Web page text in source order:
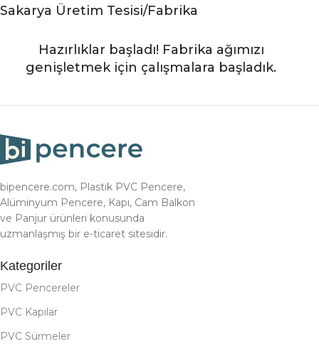
Sakarya Üretim Tesisi/Fabrika
Hazırlıklar başladı! Fabrika ağımızı
genişletmek için çalışmalara başladık.
bipencere.com, Plastik PVC Pencere,
Alüminyum Pencere, Kapı, Cam Balkon
ve Panjur ürünleri konusunda
uzmanlaşmış bir e-ticaret sitesidir.
Kategoriler
PVC Pencereler
PVC Kapılar
PVC Sürmeler